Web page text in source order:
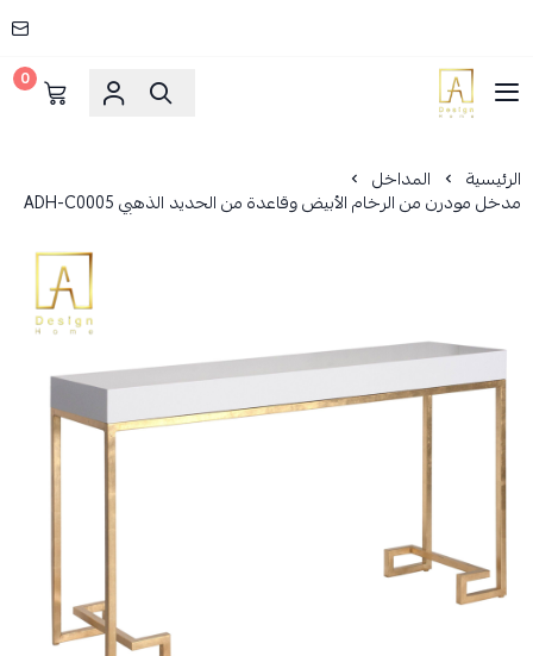
AD HOME
0
الرئيسية المداخل
مدخل مودرن من الرخام الأبيض وقاعدة من الحديد الذهبي ADH-C0005